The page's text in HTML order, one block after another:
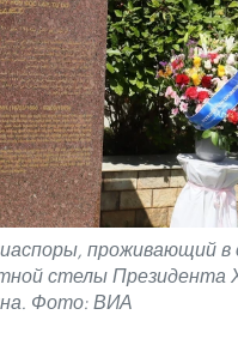
проживающий в
стелы Президента
Фото: ВИА